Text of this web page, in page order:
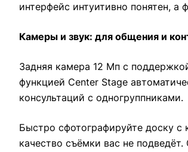
интерфейс интуитивно понятен, а
Камеры и звук: для общения и
Задняя камера 12 Мп с
функцией Center Stage
консультаций с одногруппниками.
Быстро сфотографируйте доску
качество съёмки вас не